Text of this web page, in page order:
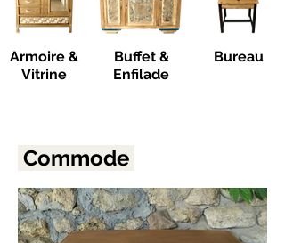
Armoire &
Vitrine
Buffet &
Enfilade
Bureau
Commode